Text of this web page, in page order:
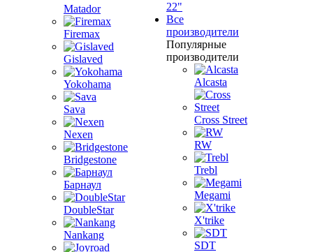
Matador
Firemax
Gislaved
Yokohama
Sava
Nexen
Bridgestone
Барнаул
DoubleStar
Nankang
22"
Все
производители
Популярные
производители
Alcasta
Cross Street
RW
Trebl
Megami
X'trike
SDT